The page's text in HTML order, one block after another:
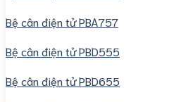
Bệ cân điện tử PBA757
Bệ cân điện tử PBD555
Bệ cân điện tử PBD655